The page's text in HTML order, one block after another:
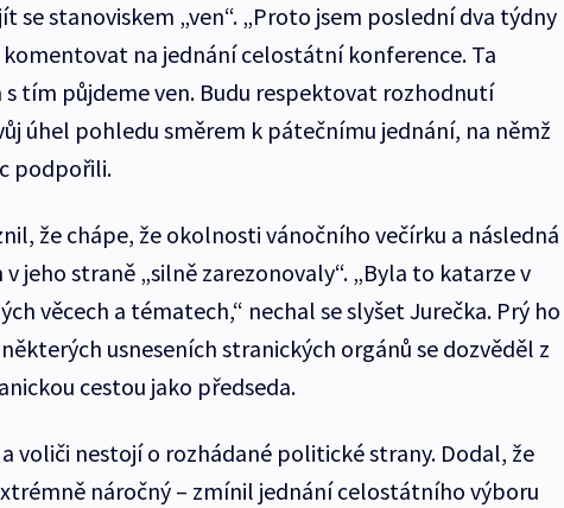
se stanoviskem „ven“. „Proto jsem poslední dva týdny
na jednání celostátní konference. Ta
tím půjdeme ven. Budu respektovat rozhodnutí
úhel pohledu směrem k pátečnímu jednání, na němž
podpořili.
že chápe, že okolnosti vánočního večírku a následná
jeho straně „silně zarezonovaly“. „Byla to katarze v
věcech a tématech,“ nechal se slyšet Jurečka. Prý ho
usneseních stranických orgánů se dozvěděl z
cestou jako předseda.
a voliči nestojí o rozhádané politické strany. Dodal, že
náročný – zmínil jednání celostátního výboru